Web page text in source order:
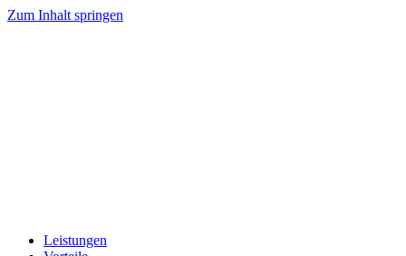
Zum Inhalt springen
Leistungen